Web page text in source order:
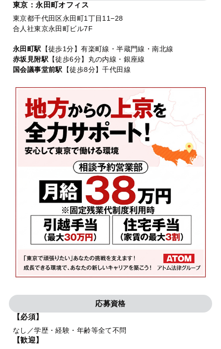
東京：永田町オフィス
東京都千代田区永田町1丁目11−28
合人社東京永田町ビル7F
永田町駅 【徒歩1分】有楽町線・半蔵門線・南北線
赤坂見附駅 【徒歩6分】丸の内線・銀座線
国会議事堂前駅
【徒歩8分】千代田線
応募資格
【必須】
なし／学歴・経験・年齢等全て不問
【歓迎】